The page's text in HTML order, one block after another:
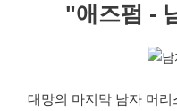
"애즈펌 -
대망의 마지막 남자 머